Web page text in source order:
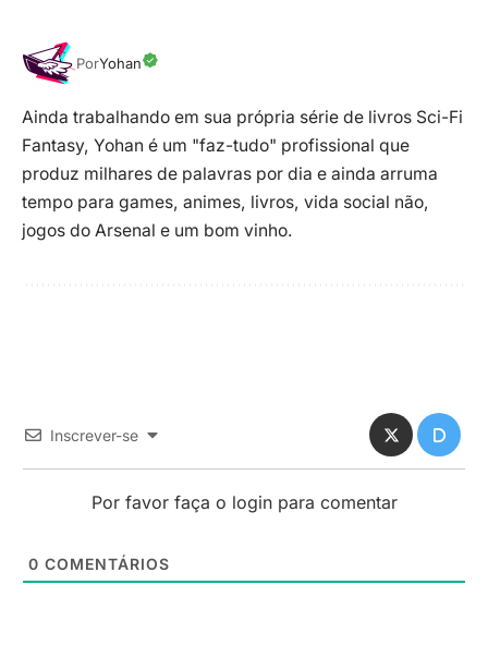
PorYohan
Ainda trabalhando em sua própria série de livros Sci-Fi
Fantasy, Yohan é um "faz-tudo" profissional que
produz milhares de palavras por dia e ainda arruma
tempo para games, animes, livros, vida social não,
jogos do Arsenal e um bom vinho.
Inscrever-se
Por favor faça o login para comentar
0 COMENTÁRIOS